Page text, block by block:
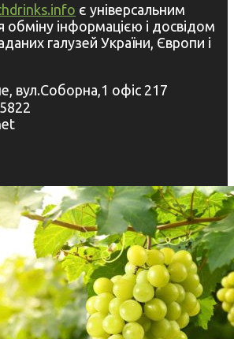
є універсальним
інформацією і досвідом
галузей України, Європи і
вул.Соборна,1 офіс 217